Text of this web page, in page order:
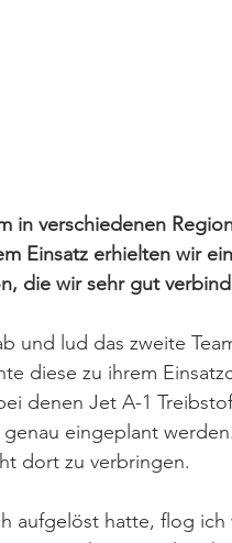
in verschiedenen
Einsatz erhielten wir
die wir sehr gut
und lud das zweite
diese zu ihrem
denen Jet A-1
eingeplant
dort zu verbringen.
aufgelöst hatte, flog